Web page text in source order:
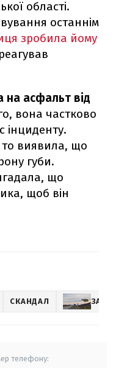
області.
останнім
зробила йому
на асфальт від
вона частково
інциденту.
виявила, що
губи.
що
щоб він
СКАНДАЛ
телефону: